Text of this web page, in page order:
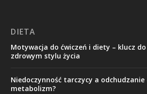
DIETA
Motywacja do ćwiczeń i diety – klucz do
zdrowym stylu życia
Niedoczynność tarczycy a
metabolizm?